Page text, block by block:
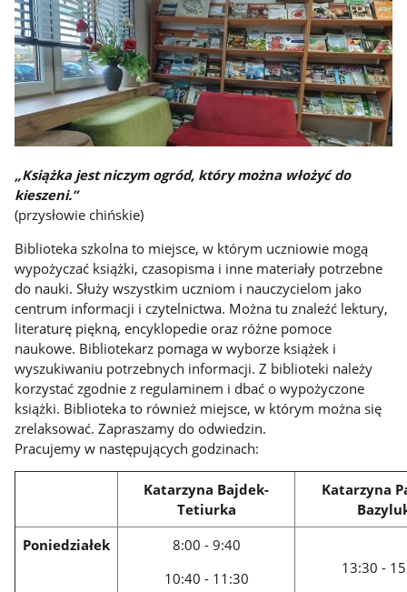
„Książka jest niczym ogród, który można włożyć do
kieszeni.”
(przysłowie chińskie)
Biblioteka szkolna to miejsce, w którym uczniowie mogą
wypożyczać książki, czasopisma i inne materiały potrzebne
do nauki. Służy wszystkim uczniom i nauczycielom jako
centrum informacji i czytelnictwa. Można tu znaleźć lektury,
literaturę piękną, encyklopedie oraz różne pomoce
naukowe. Bibliotekarz pomaga w wyborze książek i
wyszukiwaniu potrzebnych informacji. Z biblioteki należy
korzystać zgodnie z regulaminem i dbać o wypożyczone
książki. Biblioteka to również miejsce, w którym można się
zrelaksować. Zapraszamy do odwiedzin.
Pracujemy w następujących godzinach:
Katarzyna Bajdek-
Tetiurka
Katarzyna
Poniedziałek
8:00 - 9:40
10:40 - 11:30
13:30 -